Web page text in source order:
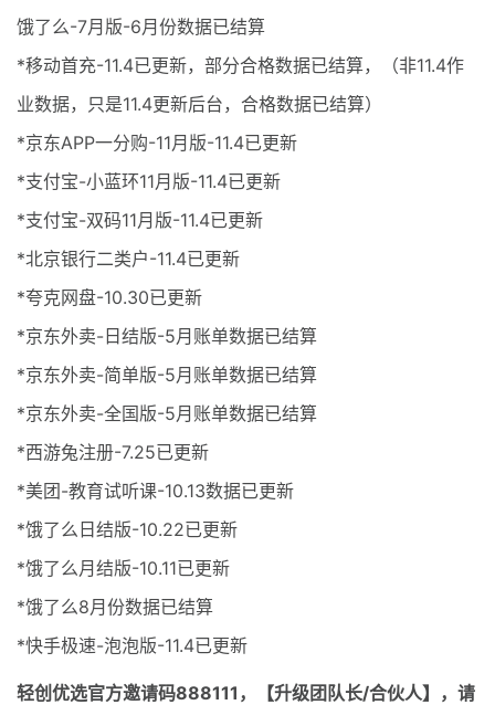
饿了么-7月版-6月份数据已结算
*移动首充-11.4已更新，部分合格数据已结算，（非11.4作
业数据，只是11.4更新后台，合格数据已结算）
*京东APP一分购-11月版-11.4已更新
*支付宝-小蓝环11月版-11.4已更新
*支付宝-双码11月版-11.4已更新
*北京银行二类户-11.4已更新
*夸克网盘-10.30已更新
*京东外卖-日结版-5月账单数据已结算
*京东外卖-简单版-5月账单数据已结算
*京东外卖-全国版-5月账单数据已结算
*西游兔注册-7.25已更新
*美团-教育试听课-10.13数据已更新
*饿了么日结版-10.22已更新
*饿了么月结版-10.11已更新
*饿了么8月份数据已结算
*快手极速-泡泡版-11.4已更新
轻创优选官方邀请码888111，【升级团队长/合伙人】，请